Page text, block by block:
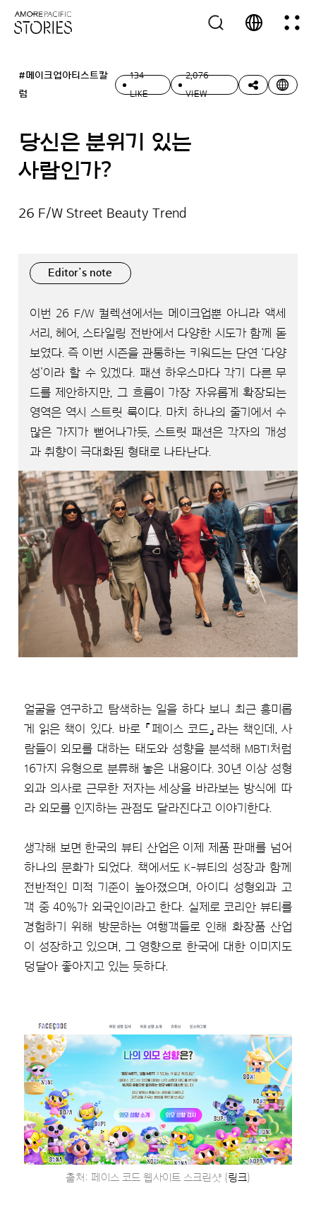
#메이크업아티스트칼
럼
134
LIKE
2,076
VIEW
당신은 분위기 있는
사람인가?
26 F/W Street Beauty Trend
Editor’s note
이번 26 F/W 컬렉션에서는 메이크업뿐 아니라 액세
서리, 헤어, 스타일링 전반에서 다양한 시도가 함께 돋
보였다. 즉 이번 시즌을 관통하는 키워드는 단연 ‘다양
성’이라 할 수 있겠다. 패션 하우스마다 각기 다른 무
드를 제안하지만, 그 흐름이 가장 자유롭게 확장되는
영역은 역시 스트릿 룩이다. 마치 하나의 줄기에서 수
많은 가지가 뻗어나가듯, 스트릿 패션은 각자의 개성
과 취향이 극대화된 형태로 나타난다.
얼굴을 연구하고 탐색하는 일을 하다 보니 최근 흥미롭
게 읽은 책이 있다. 바로 『페이스 코드』라는 책인데, 사
람들이 외모를 대하는 태도와 성향을 분석해 MBTI처럼
16가지 유형으로 분류해 놓은 내용이다. 30년 이상 성형
외과 의사로 근무한 저자는 세상을 바라보는 방식에 따
라 외모를 인지하는 관점도 달라진다고 이야기한다.
생각해 보면 한국의 뷰티 산업은 이제 제품 판매를 넘어
하나의 문화가 되었다. 책에서도 K-뷰티의 성장과 함께
전반적인 미적 기준이 높아졌으며, 아이디 성형외과 고
객 중 40%가 외국인이라고 한다. 실제로 코리안 뷰티를
경험하기 위해 방문하는 여행객들로 인해 화장품 산업
이 성장하고 있으며, 그 영향으로 한국에 대한 이미지도
덩달아 좋아지고 있는 듯하다.
출처: 페이스 코드 웹사이트 스크린샷 (링크)